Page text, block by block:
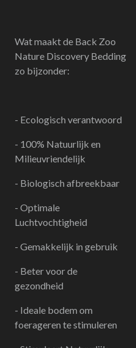
Wat maakt de Back Zoo
Nature Discovery Bedding
zo bijzonder:
- Ecologisch verantwoord
- 100% Natuurlijk en
Milieuvriendelijk
- Biologisch afbreekbaar
- Optimale
Luchtvochtigheid
- Gemakkelijk in gebruik
- Beter voor de
gezondheid
- Ideale bodem om
foerageren te stimuleren